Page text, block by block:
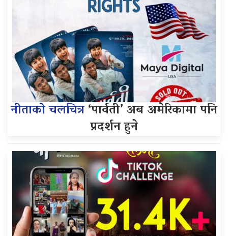
नीताको चलचित्र‘पार्वती’ अब अमेरिकामा पनि
प्रदर्शन हुने